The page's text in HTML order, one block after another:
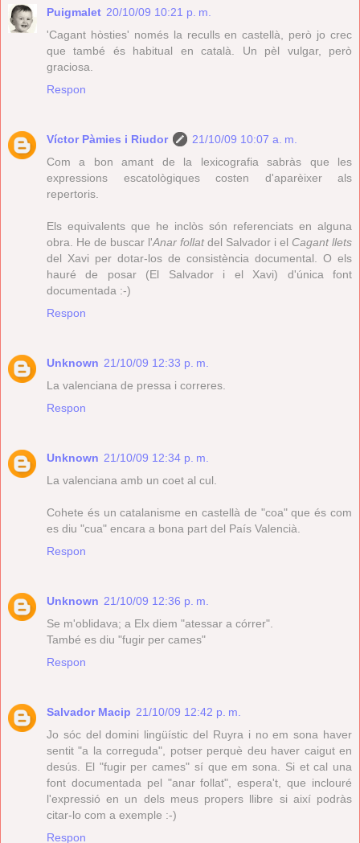
Puigmalet 20/10/09 10:21 p. m.
'Cagant hòsties' només la reculls en castellà, però jo crec
que també és habitual en català. Un pèl vulgar, però
graciosa.
Respon
Víctor Pàmies i Riudor
21/10/09 10:07 a. m.
Com a bon amant de la lexicografia sabràs que les
expressions escatològiques costen d'aparèixer als
repertoris.
Els equivalents que he inclòs són referenciats en alguna
obra. He de buscar l'Anar follatdel Salvador i el Cagant llets
del Xavi per dotar-los de consistència documental. O els
hauré de posar (El Salvador i el Xavi) d'única font
documentada :-)
Respon
Unknown 21/10/09 12:33 p. m.
La valenciana de pressa i correres.
Respon
Unknown 21/10/09 12:34 p. m.
La valenciana amb un coet al cul.
Cohete és un catalanisme en castellà de "coa" que és com
es diu "cua" encara a bona part del País Valencià.
Respon
Unknown 21/10/09 12:36 p. m.
Se m'oblidava; a Elx diem "atessar a córrer".
També es diu "fugir per cames"
Respon
Salvador Macip 21/10/09 12:42 p. m.
Jo sóc del domini lingüístic del Ruyra i no em sona haver
sentit "a la correguda", potser perquè deu haver caigut en
desús. El "fugir per cames" sí que em sona. Si et cal una
font documentada pel "anar follat", espera't, que inclouré
l'expressió en un dels meus propers llibre si així podràs
citar-lo com a exemple :-)
Respon